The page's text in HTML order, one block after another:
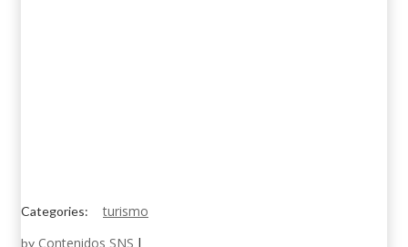
Categories: turismo
by Contenidos SNS |